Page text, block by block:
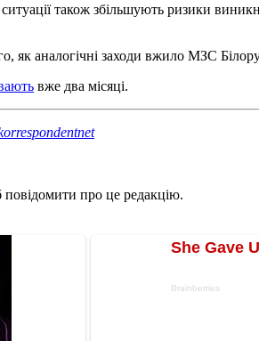
також збільшують ризики
як аналогічні заходи вжило МЗС
вже два місяці.
повідомити про це редакцію.